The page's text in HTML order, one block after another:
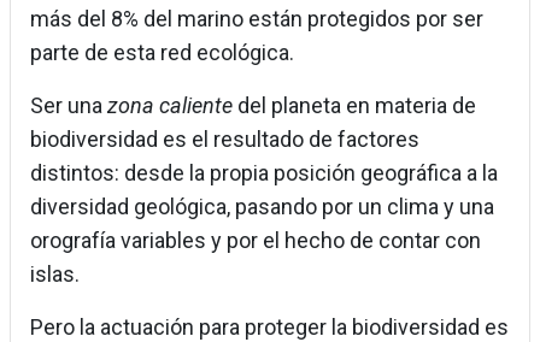
más del 8% del marino están protegidos por ser
parte de esta red ecológica.
Ser unazona caliente del planeta en materia de
biodiversidad es el resultado de factores
distintos: desde la propia posición geográfica a la
diversidad geológica, pasando por un clima y una
orografía variables y por el hecho de contar con
islas.
Pero la actuación para proteger la biodiversidad es